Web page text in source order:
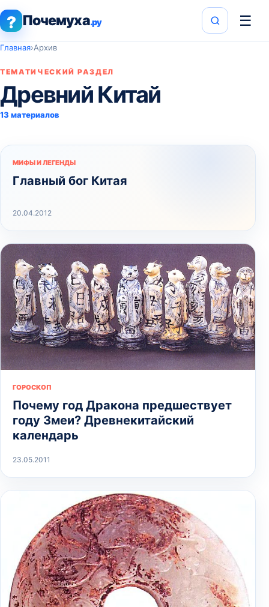
? Почемуха.ру ☰
Главная›Архив
ТЕМАТИЧЕСКИЙ РАЗДЕЛ
Древний Китай
13 материалов
МИФЫ И ЛЕГЕНДЫ
Главный бог Китая
20.04.2012
ГОРОСКОП
Почему год Дракона предшествует
году Змеи? Древнекитайский
календарь
23.05.2011